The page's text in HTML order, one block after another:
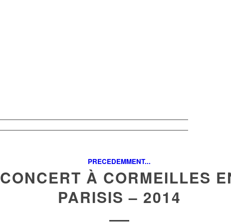
PRECEDEMMENT...
CONCERT À CORMEILLES
PARISIS – 2014